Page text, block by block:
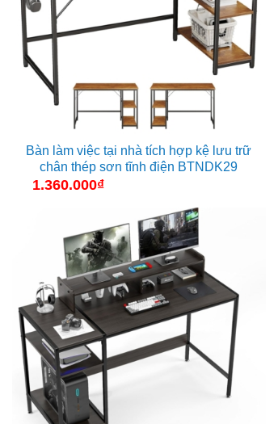
Bàn làm việc tại nhà tích hợp kệ lưu trữ
chân thép sơn tĩnh điện BTNDK29
1.360.000₫